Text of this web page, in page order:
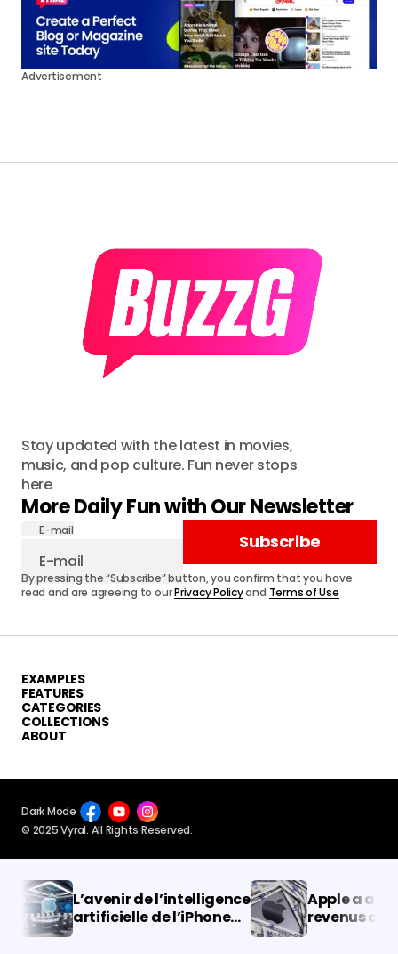
Advertisement
Stay updated with the latest in movies,
music, and pop culture. Fun never stops
here
More Daily Fun with Our Newsletter
E-mail
Subscribe
By pressing the “Subscribe” button, you confirm that you have
read and are agreeing to ourPrivacy Policyand Terms of Use
EXAMPLES
FEATURES
CATEGORIES
COLLECTIONS
ABOUT
© 2025 Vyral. All Rights Reserved.
Dark Mode
L’avenir de l’intelligence
artificielle de l’iPhone
d’Apple : une
Apple a
revenus au
derniers mois